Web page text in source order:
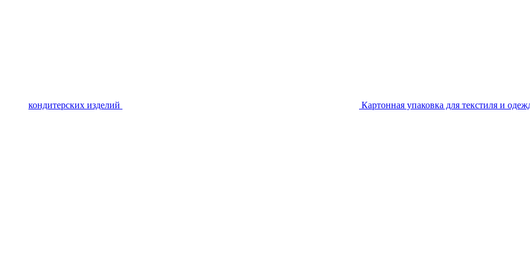
кондитерских изделий Картонная упаковка для текстиля и